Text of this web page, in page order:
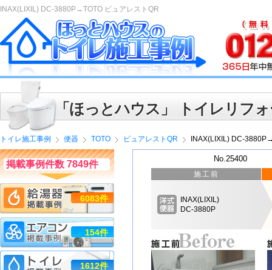
INAX(LIXIL) DC-3880P→TOTO ピュアレストQR
「ほっとハウス」 トイレリフ
トイレ施工事例 便器 TOTO ピュアレストQR INAX(LIXIL) DC-
No.25400
施工前
INAX(LIXIL)
DC-3880P
掲載事例件数 7849件
6083件
154件
1612件